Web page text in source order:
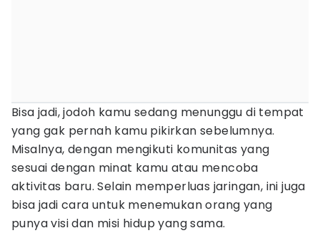
Bisa jadi, jodoh kamu sedang menunggu di tempat
yang gak pernah kamu pikirkan sebelumnya.
Misalnya, dengan mengikuti komunitas yang
sesuai dengan minat kamu atau mencoba
aktivitas baru. Selain memperluas jaringan, ini juga
bisa jadi cara untuk menemukan orang yang
punya visi dan misi hidup yang sama.